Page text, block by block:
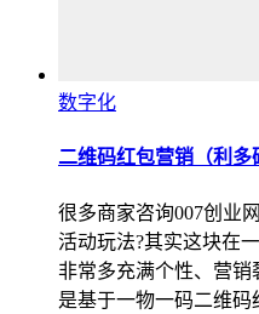
数字化
二维码红包营销（利多
很多商家咨询007创业
活动玩法?其实这块在
非常多充满个性、营
是基于一物一码二维